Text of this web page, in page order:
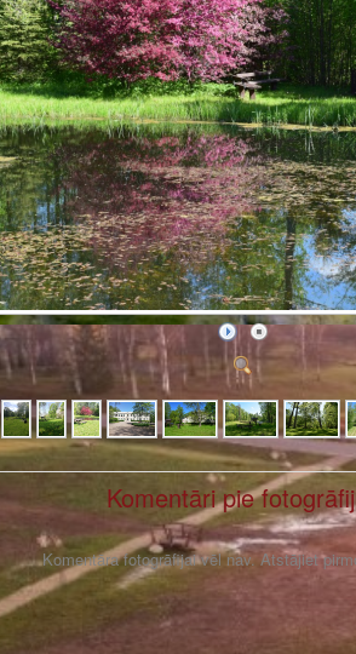
Komentāri pie
Komentāra fotogrāfijai vēl nav. Atstājiet